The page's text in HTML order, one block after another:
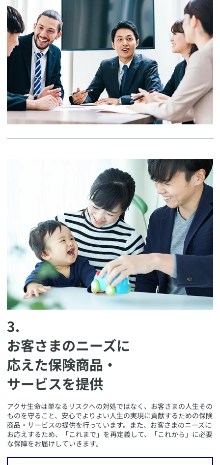
3.
お客さまのニーズに
応えた保険商品・
サービスを提供
​アクサ生命は単なるリスクへの対処ではなく、お客さまの人生その
ものを守ること、安心でよりよい人生の実現に貢献するための保険
商品・サービスの提供を行っています。また、お客さまのニーズに
お応えするため、「これまで」を再定義して、「これから」に必要
な保障をお届けしていきます。